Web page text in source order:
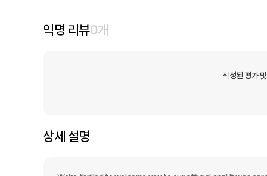
익명 리뷰0개
작성된 평가
상세 설명